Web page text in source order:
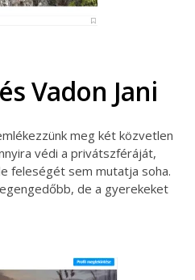
Vadon Jani
meg két közvetlen
védi a privátszféráját,
feleségét sem mutatja soha.
de a gyerekeket